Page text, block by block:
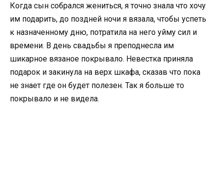
Когда сын собрался жениться, я точно знала что хочу
им подарить, до поздней ночи я вязала, чтобы успеть
к назначенному дню, потратила на него уйму сил и
времени. В день свадьбы я преподнесла им
шикарное вязаное покрывало. Невестка приняла
подарок и закинула на верх шкафа, сказав что пока
не знает где он будет полезен. Так я больше то
покрывало и не видела.